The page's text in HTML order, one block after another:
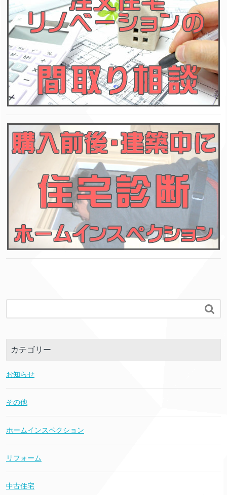

カテゴリー
お知らせ
その他
ホームインスペクション
リフォーム
中古住宅